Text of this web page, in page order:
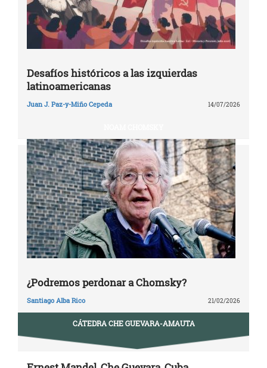
Desafíos históricos a las izquierdas
latinoamericanas
Juan J. Paz-y-Miño Cepeda 14/07/2026
¿Podremos perdonar a Chomsky?
Santiago Alba Rico 21/02/2026
CÁTEDRA CHE GUEVARA-AMAUTA